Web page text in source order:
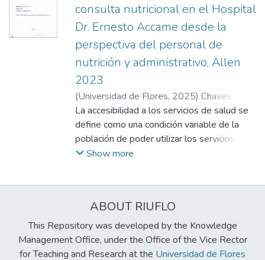
consulta nutricional en el Hospital
Dr. Ernesto Accame desde la
perspectiva del personal de
nutrición y administrativo, Allen
2023
(Universidad de Flores, 2025) Chaves
Kessel, Alma;Salomone, Anabella
La accesibilidad a los servicios de salud se
define como una condición variable de la
población de poder utilizar los servicios de
salud, es decir no solo basta con la
cuando hablamos de accesibilidad
administrativa nos referimos a la
organización y a la gestión de los propios
servicios de salud, lo cual comprende
Show more
ABOUT RIUFLO
This Repository was developed by the Knowledge
Management Office, under the Office of the Vice Rector
for Teaching and Research at the Universidad de Flores